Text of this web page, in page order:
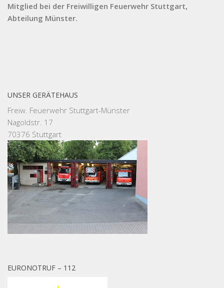
Mitglied bei der Freiwilligen Feuerwehr Stuttgart,
Abteilung Münster.
UNSER GERÄTEHAUS
Freiw. Feuerwehr Stuttgart-Münster
Nagoldstr. 17
70376 Stuttgart
EURONOTRUF – 112